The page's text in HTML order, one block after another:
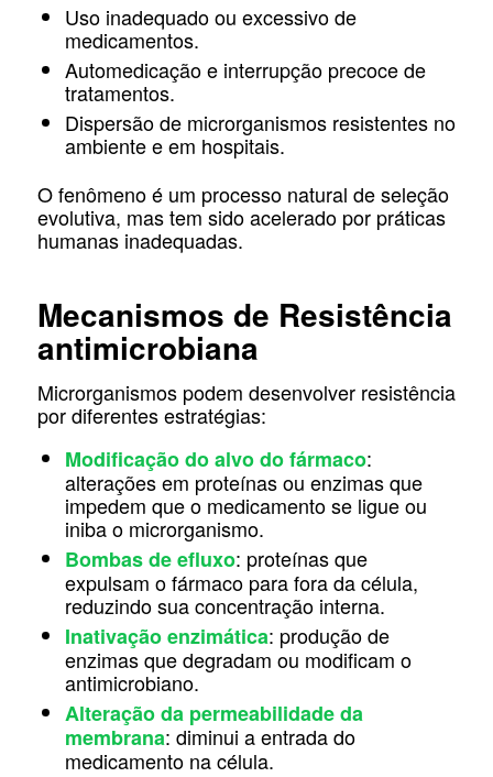
Uso inadequado ou excessivo de
medicamentos.
Automedicação e interrupção precoce de
tratamentos.
Dispersão de microrganismos resistentes no
ambiente e em hospitais.
O fenômeno é um processo natural de seleção
evolutiva, mas tem sido acelerado por práticas
humanas inadequadas.
Mecanismos de Resistência
antimicrobiana
Microrganismos podem desenvolver resistência
por diferentes estratégias:
Modificação do alvo do fármaco:
alterações em proteínas ou enzimas que
impedem que o medicamento se ligue ou
iniba o microrganismo.
Bombas de efluxo: proteínas que
expulsam o fármaco para fora da célula,
reduzindo sua concentração interna.
Inativação enzimática: produção de
enzimas que degradam ou modificam o
antimicrobiano.
Alteração da permeabilidade da
membrana: diminui a entrada do
medicamento na célula.